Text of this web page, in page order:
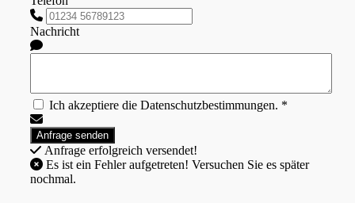
Nachricht
Ich akzeptiere die Datenschutzbestimmungen. *
Anfrage erfolgreich versendet!
nochmal.